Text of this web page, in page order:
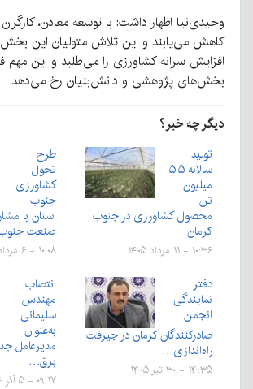
وحیدی‌نیا اظهار داشت: با توسعه معادن،
کاهش می‌یابند و این تلاش متولیان این
افزایش سرانه کشاورزی را می‌طلبد و این مهم
بخش‌های پژوهشی و دانش‌بنیان رخ می‌دهد.
دیگر چه خبر؟
تولید
سالانه ۵.۵
میلیون
تن
محصول کشاورزی در جنوب
کرمان
۱۰:۳۶ - ۱۱ مرداد ۱۴۰۵
طرح
تحول
کشاورزی
جنوب
استان با
صنعت
۱۰:۰۸ - ۶ مرداد ۱۴۰۵
دفتر
نمایندگی
انجمن
صادرکنندگان کرمان در جیرفت
راه‌اندازی…
۱۴:۳۵ - ۳۰ تیر ۱۴۰۵
انتصاب
مهندس
سلیمانی
به‌عنوان
مدیرعامل
برق…
۰۹:۱۷ - ۵ آذر ۱۴۰۴